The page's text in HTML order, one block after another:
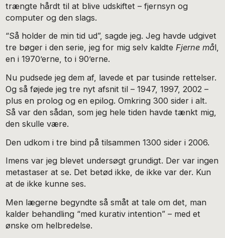
trængte hårdt til at blive udskiftet – fjernsyn og
computer og den slags.
“Så holder de min tid ud”, sagde jeg. Jeg havde udgivet
tre bøger i den serie, jeg for mig selv kaldteFjerne mål,
en i 1970’erne, to i 90’erne.
Nu pudsede jeg dem af, lavede et par tusinde rettelser.
Og så føjede jeg tre nyt afsnit til – 1947, 1997, 2002 –
plus en prolog og en epilog. Omkring 300 sider i alt.
Så var den sådan, som jeg hele tiden havde tænkt mig,
den skulle være.
Den udkom i tre bind på tilsammen 1300 sider i 2006.
Imens var jeg blevet undersøgt grundigt. Der var ingen
metastaser at se. Det betød ikke, de ikke var der. Kun
at de ikke kunne ses.
Men lægerne begyndte så småt at tale om det, man
kalder behandling “med kurativ intention” – med et
ønske om helbredelse.